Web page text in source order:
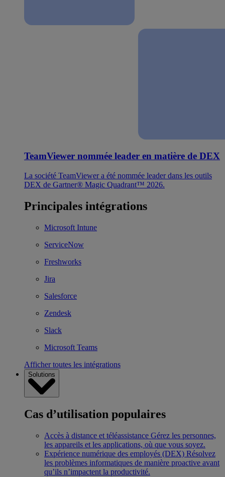
TeamViewer nommée leader en matière de DEX
La société TeamViewer a été nommée leader dans les outils
DEX de Gartner® Magic Quadrant™ 2026.
Principales intégrations
Microsoft Intune
ServiceNow
Freshworks
Jira
Salesforce
Zendesk
Slack
Microsoft Teams
Afficher toutes les intégrations
Solutions
Cas d’utilisation populaires
Accès à distance et téléassistance Gérez les personnes,
les appareils et les applications, où que vous soyez.
Expérience numérique des employés (DEX) Résolvez
les problèmes informatiques de manière proactive avant
qu’ils n’impactent la productivité.